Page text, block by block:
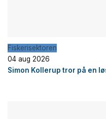
Fiskerisektoren
04 aug 2026
Simon Kollerup tror på en